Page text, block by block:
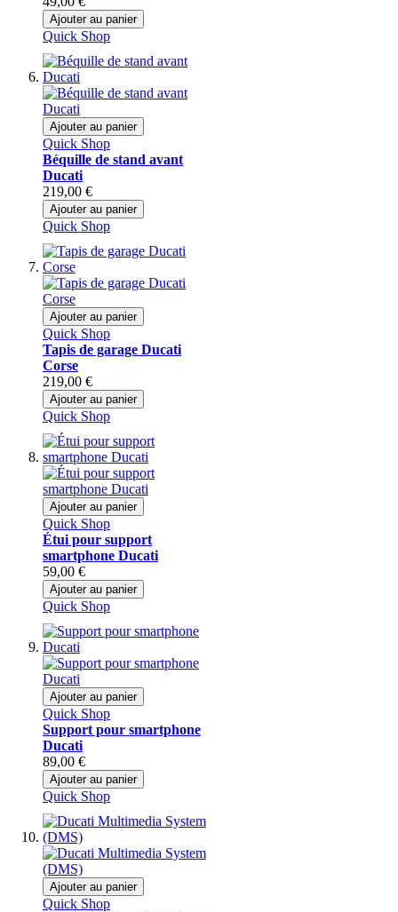
Ajouter au panier
Quick Shop
Ajouter au panier
Quick Shop
Béquille de stand avant
Ducati
219,00 €
Ajouter au panier
Quick Shop
Ajouter au panier
Quick Shop
Tapis de garage Ducati
Corse
219,00 €
Ajouter au panier
Quick Shop
Ajouter au panier
Quick Shop
Étui pour support
smartphone Ducati
59,00 €
Ajouter au panier
Quick Shop
Ajouter au panier
Quick Shop
Support pour smartphone
Ducati
89,00 €
Ajouter au panier
Quick Shop
Ajouter au panier
Quick Shop